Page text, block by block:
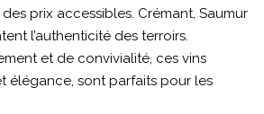
prix accessibles. Crémant, Saumur
l’authenticité des terroirs.
et de convivialité, ces vins
élégance, sont parfaits pour les